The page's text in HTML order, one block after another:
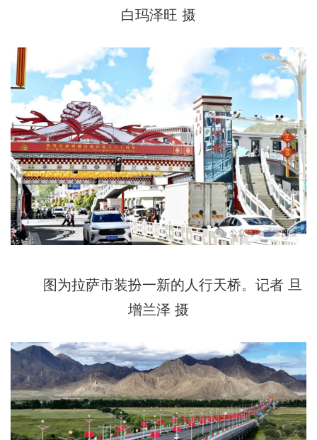
白玛泽旺 摄
图为拉萨市装扮一新的人行天桥。记者 旦
增兰泽 摄